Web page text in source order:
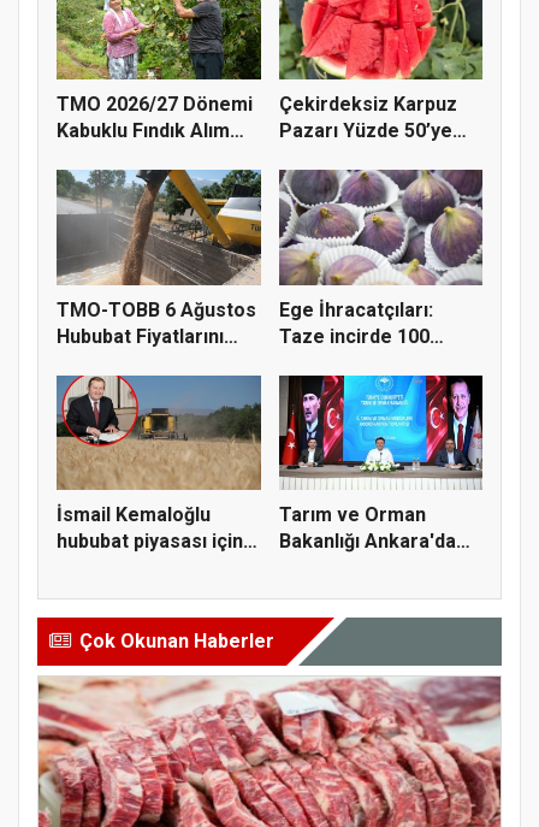
TMO 2026/27 Dönemi
Kabuklu Fındık Alım
Çekirdeksiz Karpuz
Pazarı Yüzde 50’ye
TMO-TOBB 6 Ağustos
Hububat Fiyatlarını
Ege İhracatçıları:
Taze incirde 100
İsmail Kemaloğlu
hububat piyasası için 4
Tarım ve Orman
Bakanlığı Ankara'da
Çok Okunan Haberler